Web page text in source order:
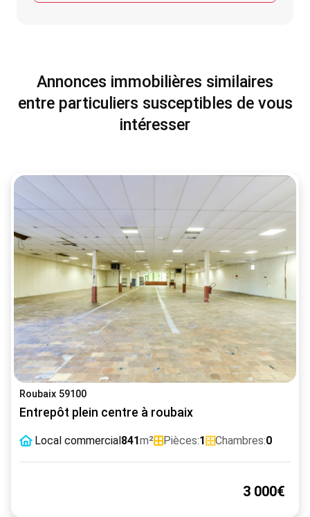
Annonces immobilières similaires
entre particuliers susceptibles de vous
intéresser
Roubaix 59100
Entrepôt plein centre à roubaix
Local commercial841m² Pièces:1 Chambres:0
3 000€